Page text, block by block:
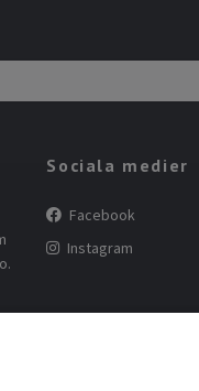
Sociala medier
Facebook
Instagram